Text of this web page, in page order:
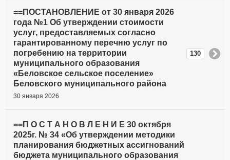
==ПОСТАНОВЛЕНИЕ от 30 января 2026
года №1 Об утверждении стоимости
услуг, предоставляемых согласно
гарантированному перечню услуг по
погребению на территории
муниципального образования
«Беловское сельское поселение»
Беловского муниципального района
30 января 2026
130
==П О С Т А Н О В Л Е Н И Е 30 октября
2025г. № 34 «Об утверждении методики
планирования бюджетных ассигнований
бюджета муниципального образования